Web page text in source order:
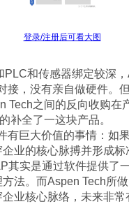
登录/注册后可看大图
PLC和传感器绑定较深
接，没有亲自做硬件。
Tech之间的反向收购在
补全了一这块产品。
有巨大价值的事情：如
业的核心脉搏并形成
其实是通过软件提供了
法。而Aspen Tech所
业核心脉络，未来非